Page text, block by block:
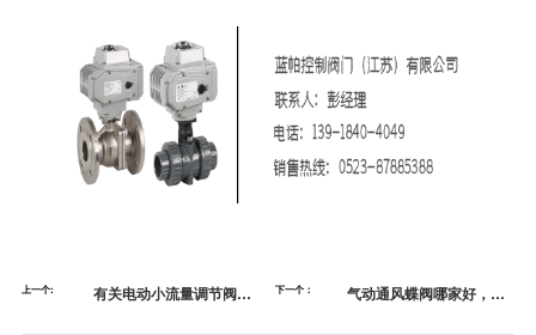
上一个:
有关电动小流量调节阀的
下一个：
气动通风蝶阀哪家好，选